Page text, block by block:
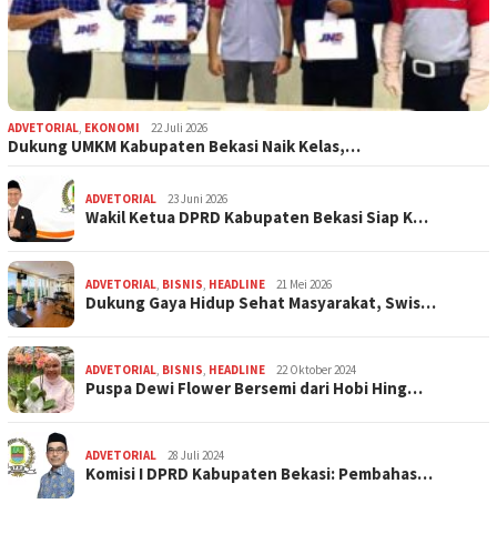
ADVETORIAL, EKONOMI 22 Juli 2026
Dukung UMKM Kabupaten Bekasi Naik Kelas,…
ADVETORIAL 23 Juni 2026
Wakil Ketua DPRD Kabupaten Bekasi Siap K…
ADVETORIAL, BISNIS, HEADLINE 21 Mei 2026
Dukung Gaya Hidup Sehat Masyarakat, Swis…
ADVETORIAL, BISNIS, HEADLINE 22 Oktober 2024
Puspa Dewi Flower Bersemi dari Hobi Hing…
ADVETORIAL 28 Juli 2024
Komisi I DPRD Kabupaten Bekasi: Pembahas…